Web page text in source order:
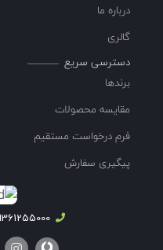
درباره ما
گالری
دسترسی سریع
برندها
مقایسه محصولات
فرم درخواست مستقیم
پیگیری سفارش